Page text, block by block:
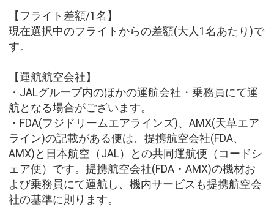
【フライト差額/1名】
現在選択中のフライトからの差額(大人1名あたり)で
す。
【運航航空会社】
・JALグループ内のほかの運航会社・乗務員にて運
航となる場合がございます。
・FDA(フジドリームエアラインズ)、AMX(天草エア
ライン)の記載がある便は、提携航空会社(FDA、
AMX)と日本航空（JAL）との共同運航便（コードシ
ェア便）です。提携航空会社(FDA・AMX)の機材お
よび乗務員にて運航し、機内サービスも提携航空会
社の基準に則ります。